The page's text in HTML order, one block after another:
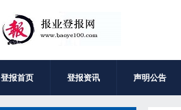
登报首页 登报资讯 声明公告